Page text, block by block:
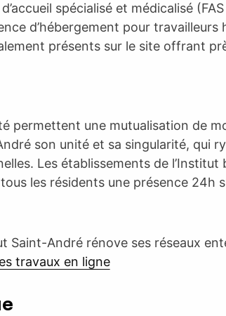
spécialisé et médicalisé
d’hébergement pour travailleurs
présents sur le site offrant
permettent une mutualisation de
son unité et sa singularité, qui
Les établissements de l’Institut
les résidents une présence 24h
Saint-André rénove ses réseaux
travaux en ligne